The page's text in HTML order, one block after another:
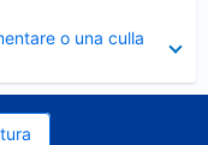
o una culla